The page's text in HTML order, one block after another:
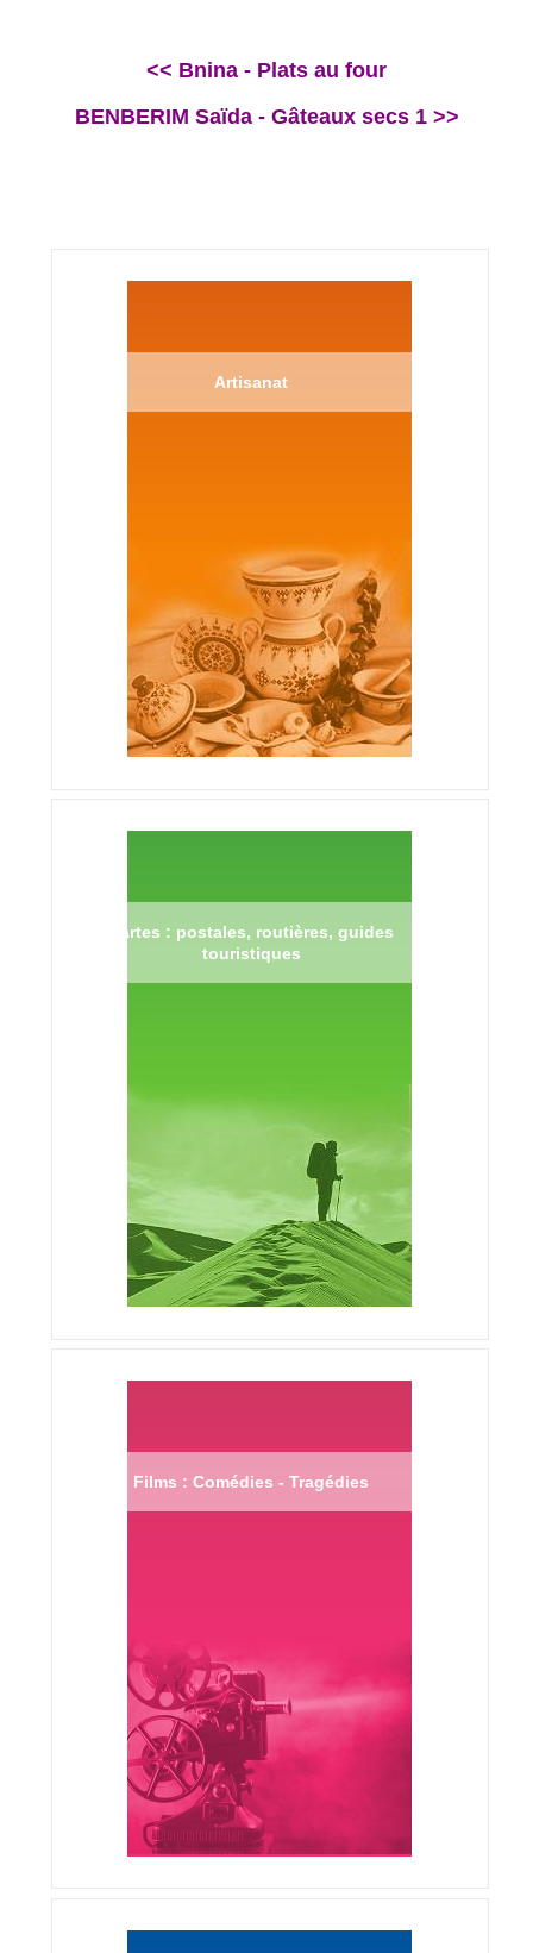
<< Bnina - Plats au four
BENBERIM Saïda - Gâteaux secs 1 >>
Artisanat
Cartes : postales, routières, guides
touristiques
Films : Comédies - Tragédies